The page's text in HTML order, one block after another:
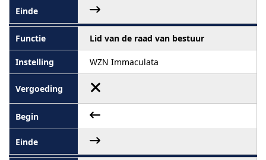
Lid van de raad van bestuur
WZN Immaculata